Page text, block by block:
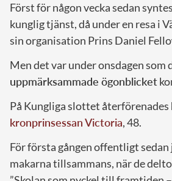
Först för någon vecka sedan
kunglig tjänst, då under en resa i
sin organisation Prins Daniel
Men det var under onsdagen som
uppmärksammade ögonblicket
På Kungliga slottet återförenades
kronprinsessan Victoria, 48.
För första gången offentligt
makarna tillsammans, när de